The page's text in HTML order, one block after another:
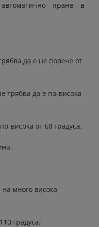
пране в
да е не повече от
трябва да е по-висока
висока от 60 градуса.
много висока
градуса.